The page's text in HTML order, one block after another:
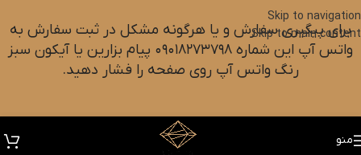
Skip to navigation
Skip to main content
برای پیگیری سفارش و یا هرگونه مشکل در ثبت سفارش به
واتس آپ این شماره ۰۹۰۱۸۲۷۳۷۹۸ پیام بزارین یا آیکون سبز
رنگ واتس آپ روی صفحه را فشار دهید.
منو